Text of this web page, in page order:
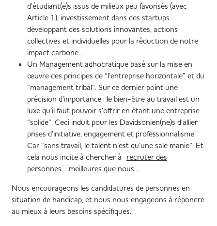
d’étudiant(e)s issus de milieux peu favorisés (avec
Article 1), investissement dans des startups
développant des solutions innovantes, actions
collectives et individuelles pour la réduction de notre
impact carbone…
Un Management adhocratique basé sur la mise en
œuvre des principes de “l’entreprise horizontale” et du
“management tribal”. Sur ce dernier point une
précision d’importance : le bien-être au travail est un
luxe qu’il faut pouvoir s’offrir en étant une entreprise
“solide”. Ceci induit pour les Davidsonien(ne)s d’allier
prises d’initiative, engagement et professionnalisme.
Car “sans travail, le talent n’est qu’une sale manie”. Et
cela nous incite à chercher à recruter des
personnes… meilleures que nous…
Nous encourageons les candidatures de personnes en
situation de handicap, et nous nous engageons à répondre
au mieux à leurs besoins spécifiques.